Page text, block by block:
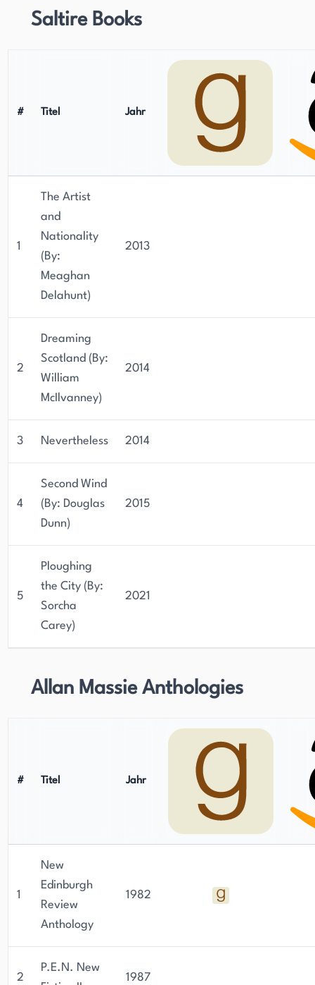
Saltire Books
# Titel Jahr
1
The Artist
and
Nationality
(By:
Meaghan
Delahunt)
2013
2
Dreaming
Scotland (By:
William
McIlvanney)
2014
3 Nevertheless 2014
4
Second Wind
(By: Douglas
Dunn)
2015
5
Ploughing
the City (By:
Sorcha
Carey)
2021
Allan Massie Anthologies
# Titel Jahr
1
New
Edinburgh
Review
Anthology
1982
2
P.E.N. New
1987